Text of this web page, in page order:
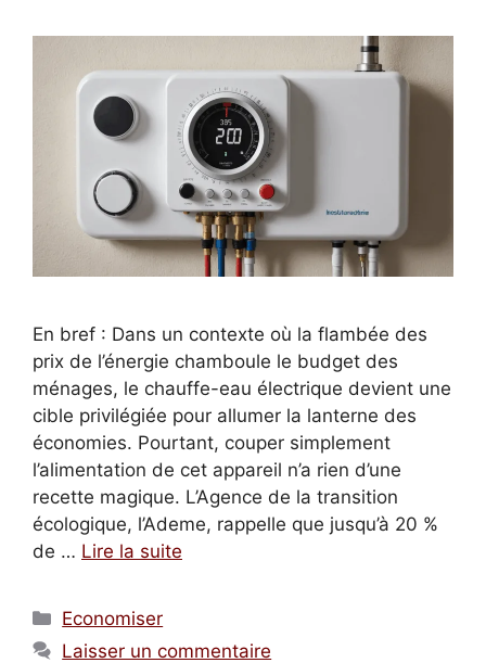
En bref : Dans un contexte où la flambée des
prix de l’énergie chamboule le budget des
ménages, le chauffe-eau électrique devient une
cible privilégiée pour allumer la lanterne des
économies. Pourtant, couper simplement
l’alimentation de cet appareil n’a rien d’une
recette magique. L’Agence de la transition
écologique, l’Ademe, rappelle que jusqu’à 20 %
de … Lire la suite
Catégories
Economiser
Laisser un commentaire